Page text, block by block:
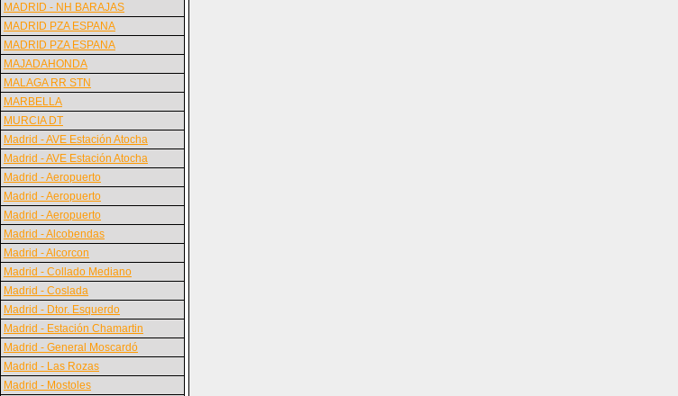
MADRID - NH BARAJAS
MADRID PZA ESPANA
MADRID PZA ESPANA
MAJADAHONDA
MALAGA RR STN
MARBELLA
MURCIA DT
Madrid - AVE Estación Atocha
Madrid - AVE Estación Atocha
Madrid - Aeropuerto
Madrid - Aeropuerto
Madrid - Aeropuerto
Madrid - Alcobendas
Madrid - Alcorcon
Madrid - Collado Mediano
Madrid - Coslada
Madrid - Dtor. Esquerdo
Madrid - Estación Chamartin
Madrid - General Moscardó
Madrid - Las Rozas
Madrid - Mostoles